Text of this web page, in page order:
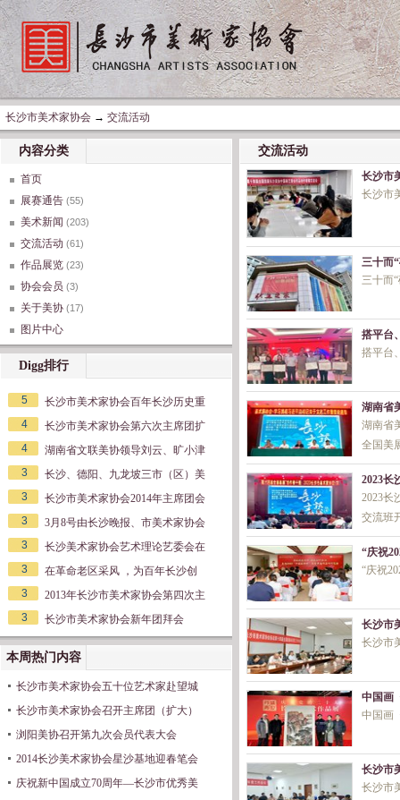
长沙市美术家协会 → 交流活动
内容分类
首页
展赛通告 (55)
美术新闻 (203)
交流活动 (61)
作品展览 (23)
协会会员 (3)
关于美协 (17)
图片中心
Digg排行
5
长沙市美术家协会百年长沙历史重
4
长沙市美术家协会第六次主席团扩
4
湖南省文联美协领导刘云、旷小津
3
长沙、德阳、九龙坡三市（区）美
3
长沙市美术家协会2014年主席团会
3
3月8号由长沙晚报、市美术家协会
3
长沙美术家协会艺术理论艺委会在
3
在革命老区采风 ，为百年长沙创
3
2013年长沙市美术家协会第四次主
3
长沙市美术家协会新年团拜会
本周热门内容
长沙市美术家协会五十位艺术家赴望城
长沙市美术家协会召开主席团（扩大）
浏阳美协召开第九次会员代表大会
2014长沙美术家协会星沙基地迎春笔会
庆祝新中国成立70周年—长沙市优秀美
交流活动
长沙市
长沙市
三十而
三十而
搭平台
搭平台
湖南省
湖南省
全国美
2023长
2023长
交流班
“庆祝
“庆祝
长沙市
长沙市
中国画
中国画
长沙市
长沙市